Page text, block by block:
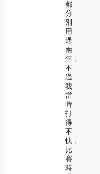
都
分
別
用
過
兩
年，
不
過
我
當
時
打
得
不
快，
比
賽
時